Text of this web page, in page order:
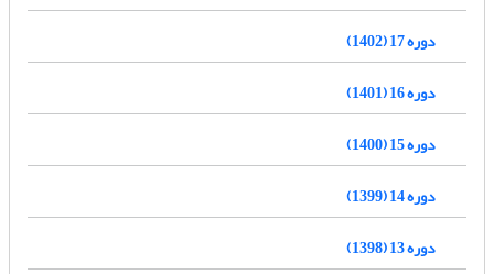
دوره 17 (1402)
دوره 16 (1401)
دوره 15 (1400)
دوره 14 (1399)
دوره 13 (1398)